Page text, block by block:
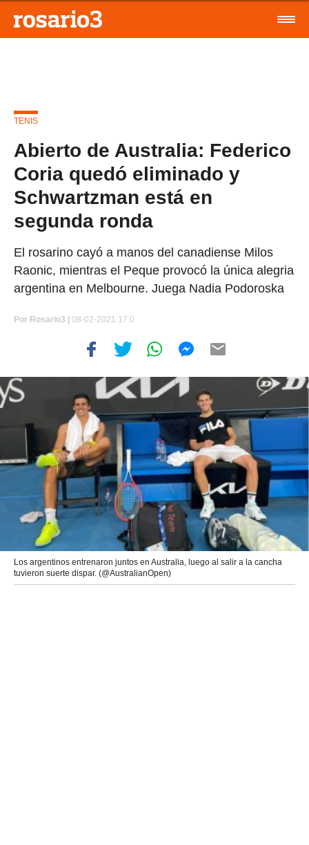
TENIS
Abierto de Australia: Federico
Coria quedó eliminado y
Schwartzman está en
segunda ronda
El rosarino cayó a manos del canadiense Milos
Raonic, mientras el Peque provocó la única alegria
argentina en Melbourne. Juega Nadia Podoroska
Por Rosario3 | 08-02-2021 17:0
Los argentinos entrenaron juntos en Australia, luego al salir a la cancha
tuvieron suerte dispar. (@AustralianOpen)